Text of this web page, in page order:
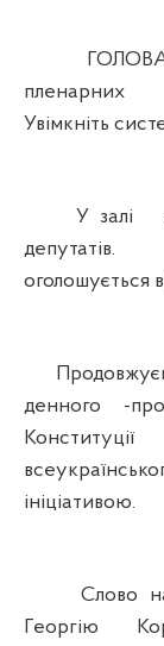
ГОЛОВА.
пленарних
Увімкніть
У залі
депутатів.
оголошується
денного -
ініціативою.
Слово
Георгію